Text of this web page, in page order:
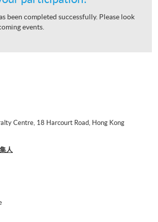
been completed successfully. Please look
events.
Centre, 18 Harcourt Road, Hong Kong
人